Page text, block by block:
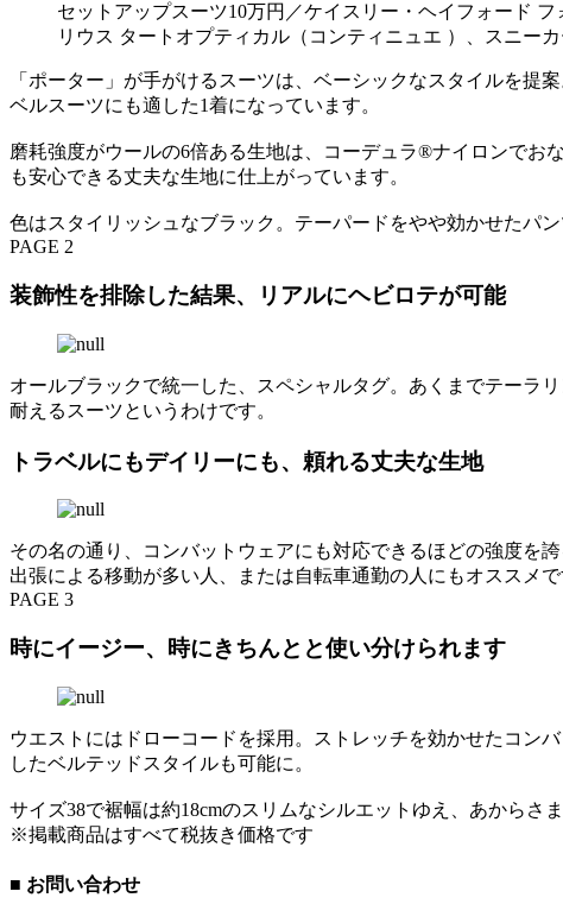
セットアップスーツ10万円／ケイスリー・ヘイフォード
リウス タートオプティカル（コンティニュエ ）、スニー
「ポーター」が手がけるスーツは、ベーシックなスタイルを
ベルスーツにも適した1着になっています。
磨耗強度がウールの6倍ある生地は、コーデュラ®️ナイロンでお
も安心できる丈夫な生地に仕上がっています。
色はスタイリッシュなブラック。テーパードをやや効かせたパ
PAGE 2
装飾性を排除した結果、リアルにヘビロテが可能
オールブラックで統一した、スペシャルタグ。あくまでテーラ
耐えるスーツというわけです。
トラベルにもデイリーにも、頼れる丈夫な生地
その名の通り、コンバットウェアにも対応できるほどの強度を
出張による移動が多い人、または自転車通勤の人にもオススメで
PAGE 3
時にイージー、時にきちんとと使い分けられます
ウエストにはドローコードを採用。ストレッチを効かせたコン
したベルテッドスタイルも可能に。
サイズ38で裾幅は約18cmのスリムなシルエットゆえ、あからさ
※掲載商品はすべて税抜き価格です
■ お問い合わせ